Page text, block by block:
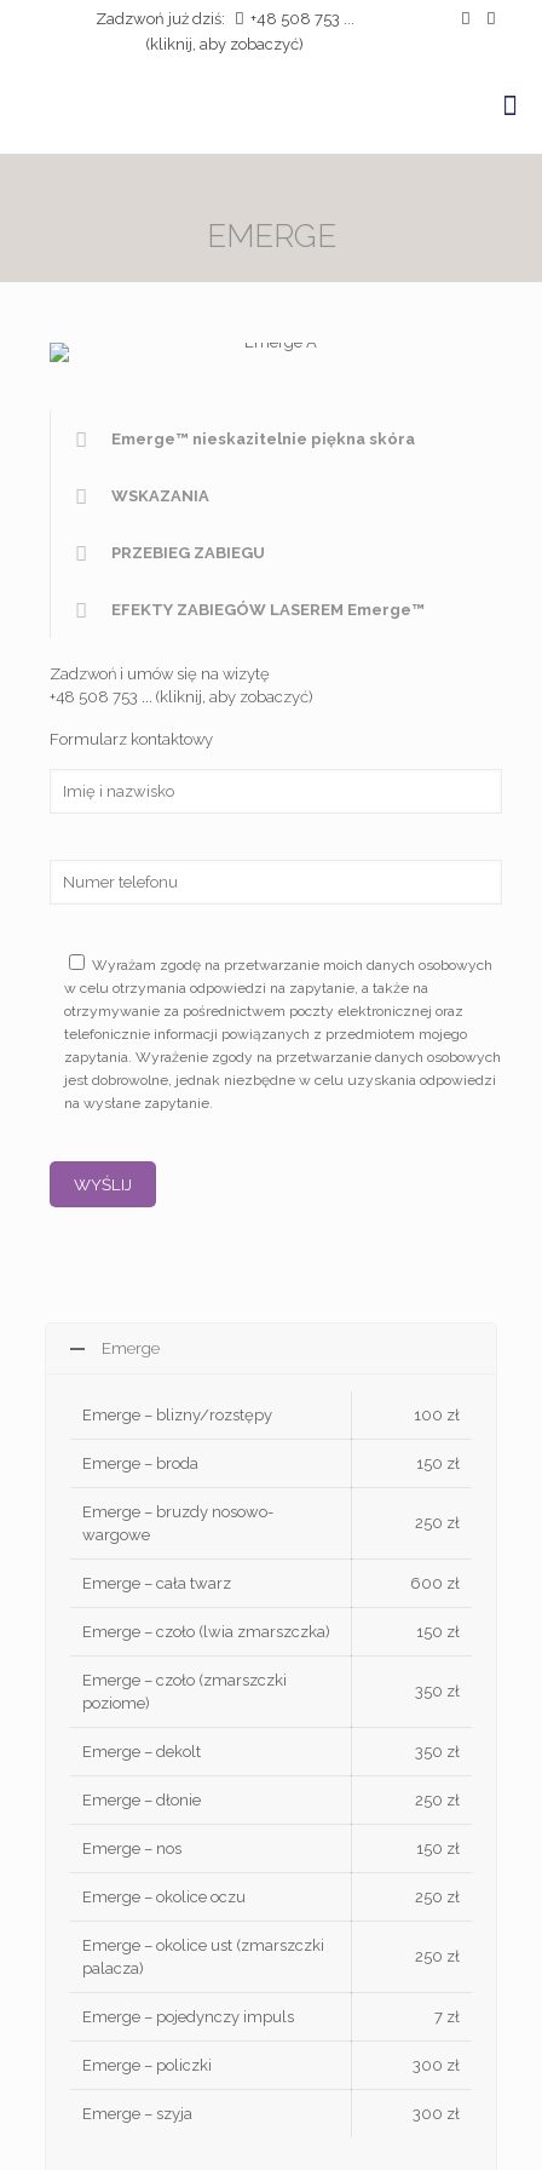
Zadzwoń już dziś:
+48 508 753 ...
(kliknij, aby zobaczyć)
EMERGE
Emerge™ nieskazitelnie piękna skóra
WSKAZANIA
PRZEBIEG ZABIEGU
EFEKTY ZABIEGÓW LASEREM Emerge™
Zadzwoń i umów się na wizytę
+48 508 753 ... (kliknij, aby zobaczyć)
Formularz kontaktowy
Wyrażam zgodę na przetwarzanie moich danych osobowych
w celu otrzymania odpowiedzi na zapytanie, a także na
otrzymywanie za pośrednictwem poczty elektronicznej oraz
telefonicznie informacji powiązanych z przedmiotem mojego
zapytania. Wyrażenie zgody na przetwarzanie danych osobowych
jest dobrowolne, jednak niezbędne w celu uzyskania odpowiedzi
na wysłane zapytanie.
Emerge
Emerge – blizny/rozstępy 100 zł
Emerge – broda 150 zł
Emerge – bruzdy nosowo-
wargowe
250 zł
Emerge – cała twarz 600 zł
Emerge – czoło (lwia zmarszczka) 150 zł
Emerge – czoło (zmarszczki
poziome)
350 zł
Emerge – dekolt 350 zł
Emerge – dłonie 250 zł
Emerge – nos 150 zł
Emerge – okolice oczu 250 zł
Emerge – okolice ust (zmarszczki
palacza)
250 zł
Emerge – pojedynczy impuls 7 zł
Emerge – policzki 300 zł
Emerge – szyja 300 zł